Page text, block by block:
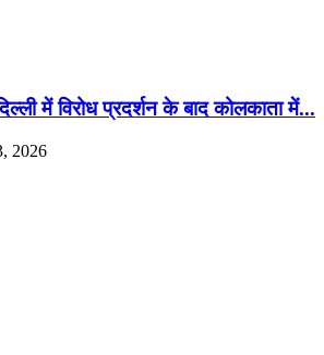
में विरोध प्रदर्शन के बाद कोलकाता में...
2026